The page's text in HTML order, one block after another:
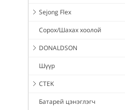
Sejong Flex
Сорох/Шахах хоолой
DONALDSON
Шүүр
CTEK
Батарей цэнэглэгч